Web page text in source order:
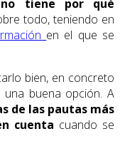
no tiene por qué
todo, teniendo en
en el que se
bien, en concreto
buena opción. A
de las pautas más
cuenta cuando se